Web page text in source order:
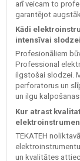
arī veicam to
garantējot
Kādi
intensīvai
Profesionāliem
Professional
ilgstošai slodzei.
perforatorus un
un ilgu
Kur atrast
TEKATEH
un kvalitātes